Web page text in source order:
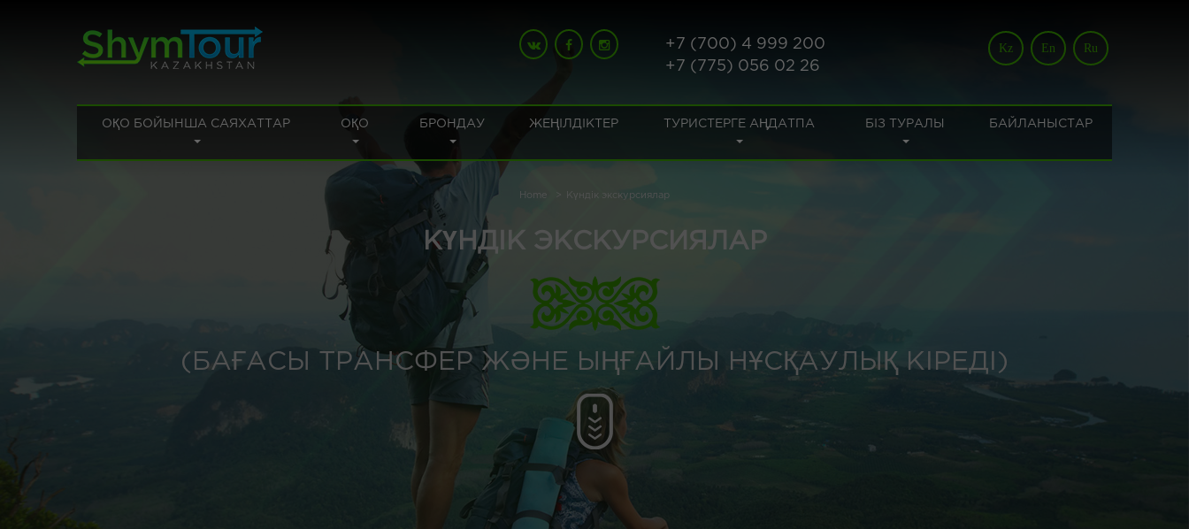
+7 (700) 4 999 200
+7 (775) 056 02 26
Kz En Ru
ОҚО БОЙЫНША САЯХАТТАР ОҚО БРОНДАУ ЖЕҢІЛДІКТЕР ТУРИСТЕРГЕ АҢДАТПА БІЗ ТУРАЛЫ БАЙЛАНЫСТАР
Home Күндік экскурсиялар
КҮНДІК ЭКСКУРСИЯЛАР
(БАҒАСЫ ТРАНСФЕР ЖӘНЕ ЫҢҒАЙЛЫ НҰСҚАУЛЫҚ КІРЕДІ)